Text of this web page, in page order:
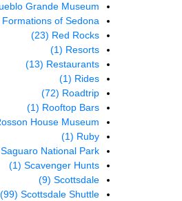
Grande Museum
Formations of Sedona
Red Rocks
(23)
Resorts
(1)
Restaurants
(13)
Rides
(1)
Roadtrip
(72)
Rooftop Bars
(1)
House Museum
Ruby
(1)
Saguaro National Park
Scavenger Hunts
(1)
Scottsdale
(9)
Scottsdale Shuttle
(99)